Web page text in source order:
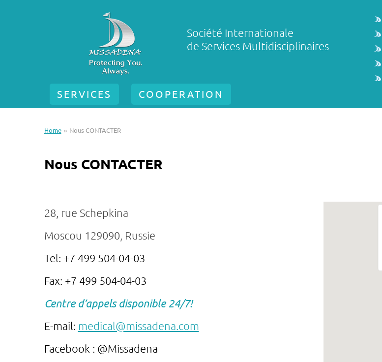
Société Internationale
de Services Multidisciplinaires
SERVICES COOPERATION
Home Nous CONTACTER
Nous CONTACTER
28, rue Schepkina
Moscou 129090, Russie
Tel: +7 499 504-04-03
Fax: +7 499 504-04-03
Centre d’appels disponible 24/7!
E-mail: medical@missadena.com
Facebook : @Missadena